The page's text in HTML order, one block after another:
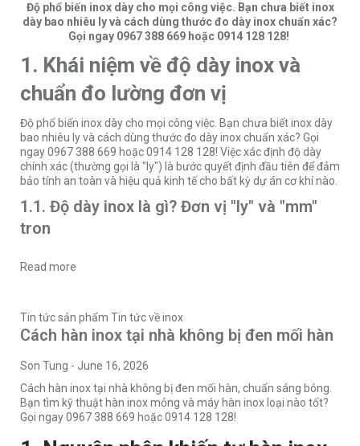
Độ phổ biến inox dày cho mọi công việc. Bạn chưa biết inox
dày bao nhiêu ly và cách dùng thước đo dày inox chuẩn xác?
Gọi ngay 0967 388 669 hoặc 0914 128 128!
1. Khái niệm về độ dày inox và
chuẩn đo lường đơn vị
Độ phổ biến inox dày cho mọi công việc. Bạn chưa biết inox dày
bao nhiêu ly và cách dùng thước đo dày inox chuẩn xác? Gọi
ngay 0967 388 669 hoặc 0914 128 128! Việc xác định độ dày
chính xác (thường gọi là "ly") là bước quyết định đầu tiên để đảm
bảo tính an toàn và hiệu quả kinh tế cho bất kỳ dự án cơ khí nào.
1.1. Độ dày inox là gì? Đơn vị "ly" và "mm"
tron
Read more
Tin tức sản phẩm Tin tức về inox
Cách hàn inox tại nhà không bị đen mối hàn
Son Tung - June 16, 2026
Cách hàn inox tại nhà không bị đen mối hàn, chuẩn sáng bóng.
Bạn tìm kỹ thuật hàn inox mỏng và máy hàn inox loại nào tốt?
Gọi ngay 0967 388 669 hoặc 0914 128 128!